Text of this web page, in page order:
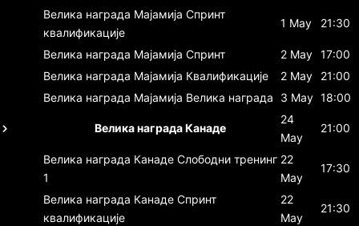
Велика награда Мајамија Спринт
квалификације
1 May 21:30
Велика награда Мајамија Спринт 2 May 17:00
Велика награда Мајамија Квалификације 2 May
21:00
Велика награда Мајамија Велика награда 3 May 18:00
Велика награда Канаде
24
May
21:00
Велика награда Канаде Слободни тренинг
1
22
May
17:30
Велика награда Канаде Спринт
квалификације
22
May
21:30